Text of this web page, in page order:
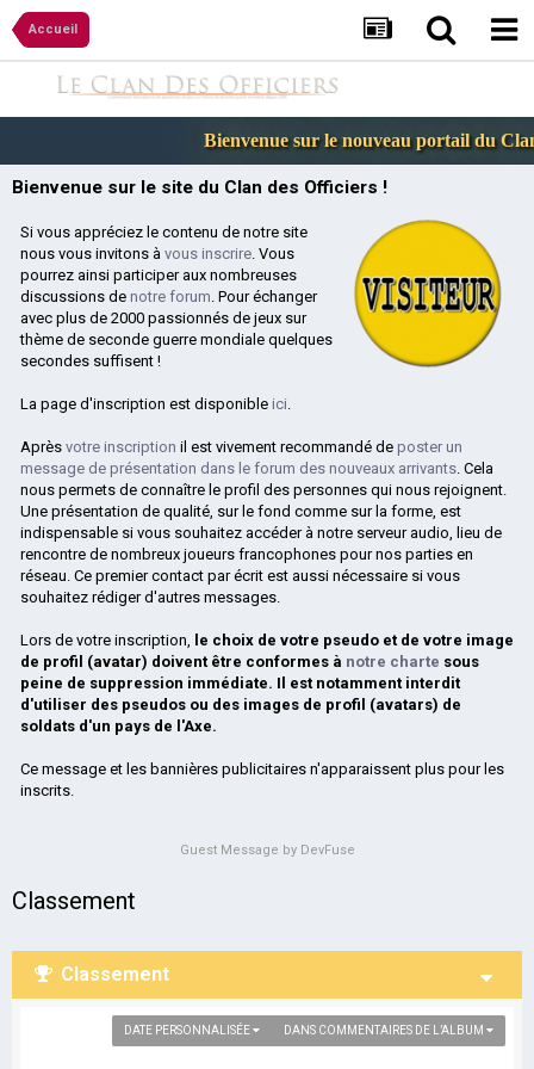
Accueil
Bienvenue sur le nouveau portail du
Bienvenue sur le site du Clan des Officiers !
Si vous appréciez le contenu de notre site
nous vous invitons à vous inscrire. Vous
pourrez ainsi participer aux nombreuses
discussions de notre forum. Pour échanger
avec plus de 2000 passionnés de jeux sur
thème de seconde guerre mondiale quelques
secondes suffisent !
La page d'inscription est disponible ici.
Après votre inscription il est vivement recommandé de poster un
message de présentation dans le forum des nouveaux arrivants. Cela
nous permets de connaître le profil des personnes qui nous rejoignent.
Une présentation de qualité, sur le fond comme sur la forme, est
indispensable si vous souhaitez accéder à notre serveur audio, lieu de
rencontre de nombreux joueurs francophones pour nos parties en
réseau. Ce premier contact par écrit est aussi nécessaire si vous
souhaitez rédiger d'autres messages.
Lors de votre inscription, le choix de votre pseudo et de votre image
de profil (avatar) doivent être conformes à notre charte sous
peine de suppression immédiate. Il est notamment interdit
d'utiliser des pseudos ou des images de profil (avatars) de
soldats d'un pays de l'Axe.
Ce message et les bannières publicitaires n'apparaissent plus pour les
inscrits.
Guest Message by DevFuse
Classement
Classement
DANS COMMENTAIRES DE L’ALBUM
DATE PERSONNALISÉE